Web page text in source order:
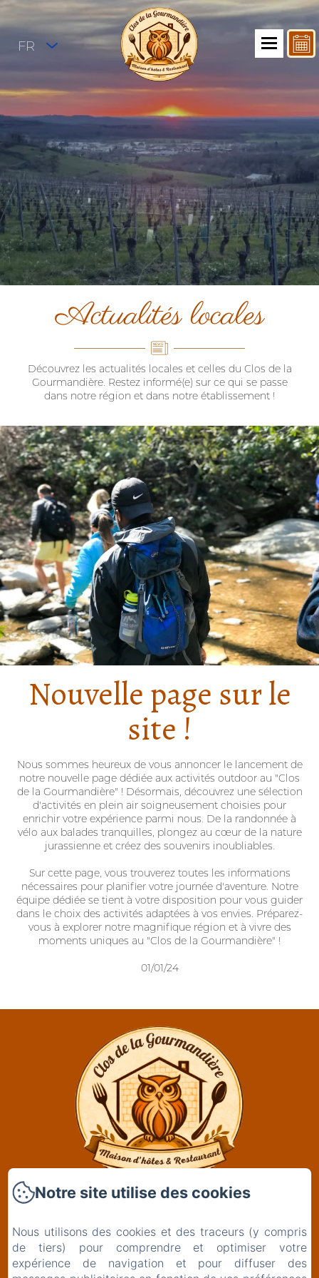
FR
Actualités locales
Découvrez les actualités locales et celles du Clos de la
Gourmandière. Restez informé(e) sur ce qui se passe
dans notre région et dans notre établissement !
Nouvelle page sur le
site !
Nous sommes heureux de vous annoncer le lancement de
notre nouvelle page dédiée aux activités outdoor au "Clos
de la Gourmandière" ! Désormais, découvrez une sélection
d'activités en plein air soigneusement choisies pour
enrichir votre expérience parmi nous. De la randonnée à
vélo aux balades tranquilles, plongez au cœur de la nature
jurassienne et créez des souvenirs inoubliables.
Sur cette page, vous trouverez toutes les informations
nécessaires pour planifier votre journée d'aventure. Notre
équipe dédiée se tient à votre disposition pour vous guider
dans le choix des activités adaptées à vos envies. Préparez-
vous à explorer notre magnifique région et à vivre des
moments uniques au "Clos de la Gourmandière" !
01/01/24
2 Rue de l'Église
39230 - Saint-Lothain
Notre site utilise des cookies
Nous utilisons des cookies et des traceurs (y compris
de tiers) pour comprendre et optimiser votre
expérience de navigation et pour diffuser des